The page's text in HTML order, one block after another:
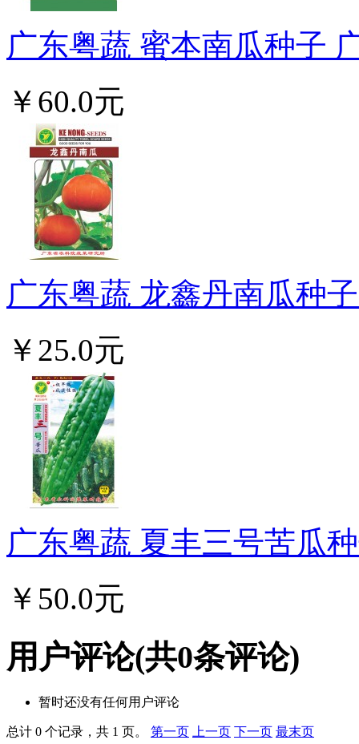
广东粤蔬 蜜本南瓜种子
￥60.0元
广东粤蔬 龙鑫丹南瓜种
￥25.0元
广东粤蔬 夏丰三号苦瓜
￥50.0元
用户评论(共0条评论)
暂时还没有任何用户评论
总计 0 个记录，共 1 页。 第一页 上一页 下一页 最末页